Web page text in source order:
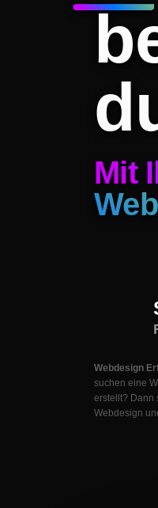
Mit
Webdesign
suchen eine
erstellt? Dann
Webdesign